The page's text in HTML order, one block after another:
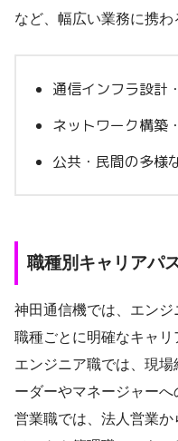
など、幅広い業務に携わ
通信インフラ設計
ネットワーク構築
公共・民間の多様
職種別キャリアパ
神田通信機では、エン
職種ごとに明確なキャリ
エンジニア職では、現
ーダーやマネージャーへ
営業職では、法人営業